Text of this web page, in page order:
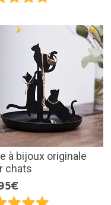
à bijoux originale
chats